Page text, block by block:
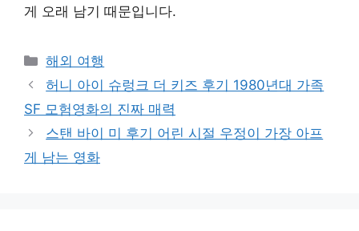
게 오래 남기 때문입니다.
Categories
해외 여행
허니 아이 슈렁크 더 키즈 후기 1980년대 가족
SF 모험영화의 진짜 매력
스탠 바이 미 후기 어린 시절 우정이 가장 아프
게 남는 영화